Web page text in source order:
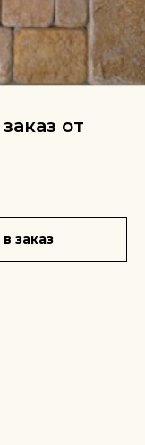
от
заказ